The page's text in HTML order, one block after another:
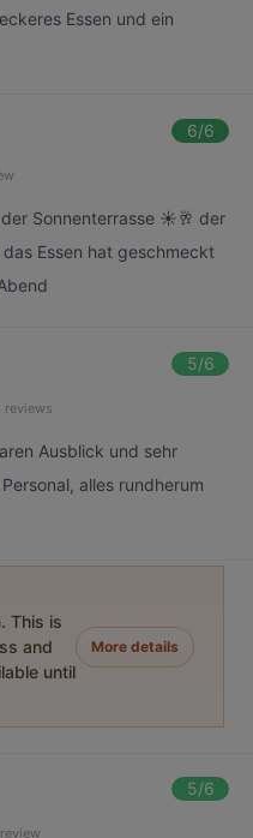
Essen und ein
6/6
Sonnenterrasse ☀️🥂 der
Essen hat geschmeckt
5/6
reviews
Ausblick und sehr
alles rundherum
This is
and
until
More details
5/6